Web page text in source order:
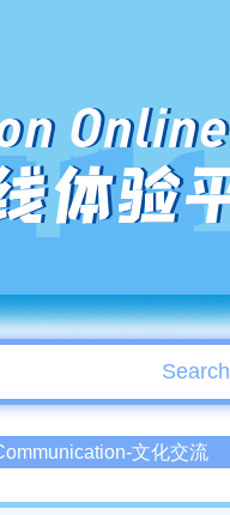
体验
文化交流